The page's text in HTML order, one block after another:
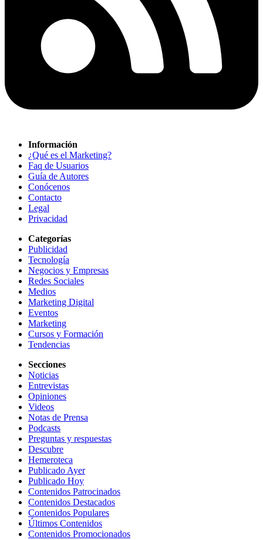
Información
¿Qué es el Marketing?
Faq de Usuarios
Guía de Autores
Conócenos
Contacto
Legal
Privacidad
Categorías
Publicidad
Tecnología
Negocios y Empresas
Redes Sociales
Medios
Marketing Digital
Eventos
Marketing
Cursos y Formación
Tendencias
Secciones
Noticias
Entrevistas
Opiniones
Videos
Notas de Prensa
Podcasts
Preguntas y respuestas
Descubre
Hemeroteca
Publicado Ayer
Publicado Hoy
Contenidos Patrocinados
Contenidos Destacados
Contenidos Populares
Últimos Contenidos
Contenidos Promocionados